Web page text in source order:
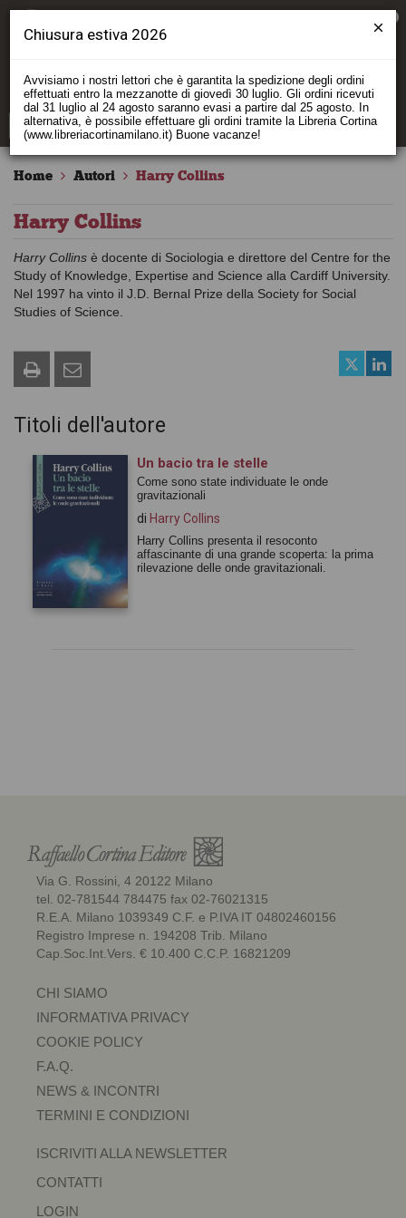
Home Autori Harry Collins
Harry Collins
Harry Collins è docente di Sociologia e direttore del Centre for the
Study of Knowledge, Expertise and Science alla Cardiff University.
Nel 1997 ha vinto il J.D. Bernal Prize della Society for Social
Studies of Science.
Titoli dell'autore
Un bacio tra le stelle
Come sono state individuate le onde
gravitazionali
di Harry Collins
Harry Collins presenta il resoconto
affascinante di una grande scoperta: la prima
rilevazione delle onde gravitazionali.
Via G. Rossini, 4 20122 Milano
tel. 02-781544 784475 fax 02-76021315
R.E.A. Milano 1039349 C.F. e P.IVA IT 04802460156
Registro Imprese n. 194208 Trib. Milano
Cap.Soc.Int.Vers. € 10.400 C.C.P. 16821209
CHI SIAMO
INFORMATIVA PRIVACY
COOKIE POLICY
F.A.Q.
NEWS & INCONTRI
TERMINI E CONDIZIONI
ISCRIVITI ALLA NEWSLETTER
CONTATTI
LOGIN
Chiusura estiva 2026
Avvisiamo i nostri lettori che è garantita la spedizione degli ordini
effettuati entro la mezzanotte di giovedì 30 luglio. Gli ordini ricevuti
dal 31 luglio al 24 agosto saranno evasi a partire dal 25 agosto. In
alternativa, è possibile effettuare gli ordini tramite la Libreria Cortina
(www.libreriacortinamilano.it) Buone vacanze!